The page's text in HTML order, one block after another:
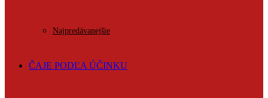
Najpredávanejšie
ČAJE PODĽA ÚČINKU